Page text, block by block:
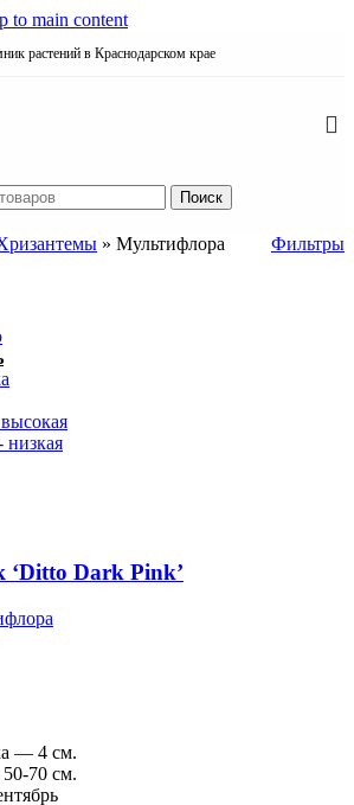
to main content
растений в Краснодарском крае
Поиск
» Мультифлора Фильтры
низкая
Dark Pink’
— 4 см.
70 см.